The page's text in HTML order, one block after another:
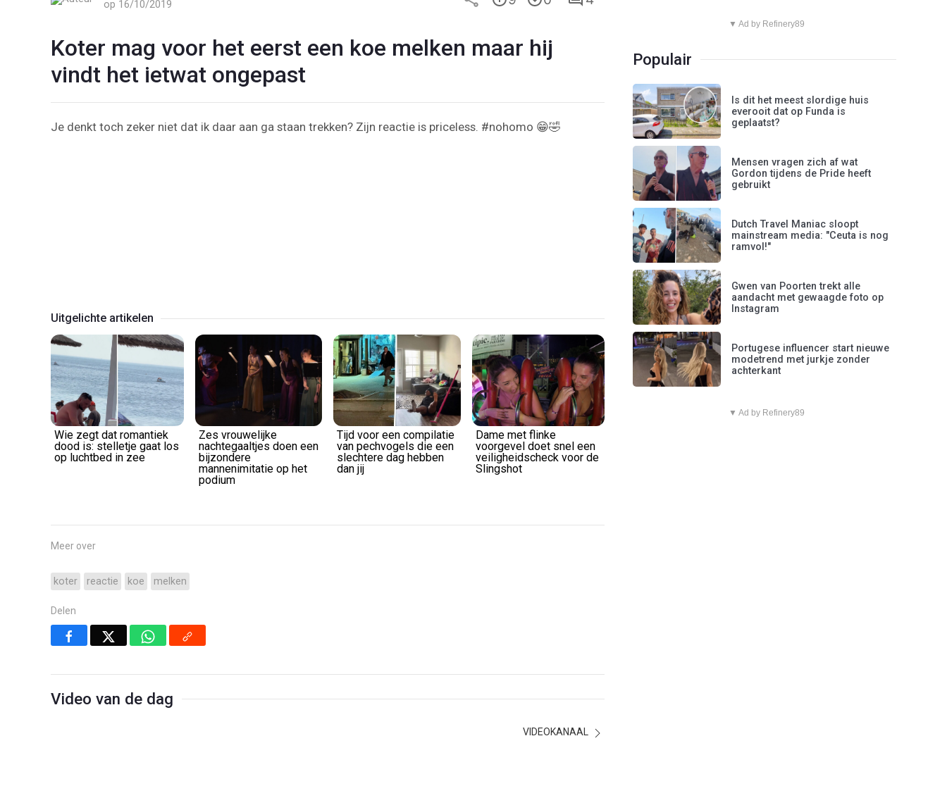
op 16/10/2019
Koter mag voor het eerst een koe melken maar hij
vindt het ietwat ongepast
Je denkt toch zeker niet dat ik daar aan ga staan trekken? Zijn reactie is priceless. #nohomo 😁🤣
Play
Video
Uitgelichte artikelen
Wie zegt dat romantiek
dood is: stelletje gaat los
op luchtbed in zee
Zes vrouwelijke
nachtegaaltjes doen een
bijzondere
mannenimitatie op het
podium
Tijd voor een compilatie
van pechvogels die een
slechtere dag hebben
dan jij
Dame met flinke
voorgevel doet snel een
veiligheidscheck voor de
Slingshot
Meer over
koter reactie koe melken
Delen
Video van de dag
VIDEOKANAAL
▼ Ad by Refinery89
Populair
Is dit het meest slordige huis
everooit dat op Funda is
geplaatst?
Mensen vragen zich af wat
Gordon tijdens de Pride heeft
gebruikt
Dutch Travel Maniac sloopt
mainstream media: "Ceuta is nog
ramvol!"
Gwen van Poorten trekt alle
aandacht met gewaagde foto op
Instagram
Portugese influencer start nieuwe
modetrend met jurkje zonder
achterkant
▼ Ad by Refinery89